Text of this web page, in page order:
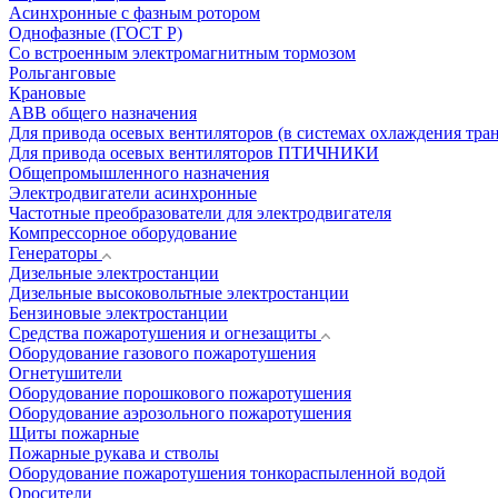
Асинхронные с фазным ротором
Однофазные (ГОСТ Р)
Со встроенным электромагнитным тормозом
Рольганговые
Крановые
АВВ общего назначения
Для привода осевых вентиляторов (в системах охлаждения
Для привода осевых вентиляторов ПТИЧНИКИ
Общепромышленного назначения
Электродвигатели асинхронные
Частотные преобразователи для электродвигателя
Компрессорное оборудование
Генераторы
Дизельные электростанции
Дизельные высоковольтные электростанции
Бензиновые электростанции
Средства пожаротушения и огнезащиты
Оборудование газового пожаротушения
Огнетушители
Оборудование порошкового пожаротушения
Оборудование аэрозольного пожаротушения
Щиты пожарные
Пожарные рукава и стволы
Оборудование пожаротушения тонкораспыленной водой
Оросители